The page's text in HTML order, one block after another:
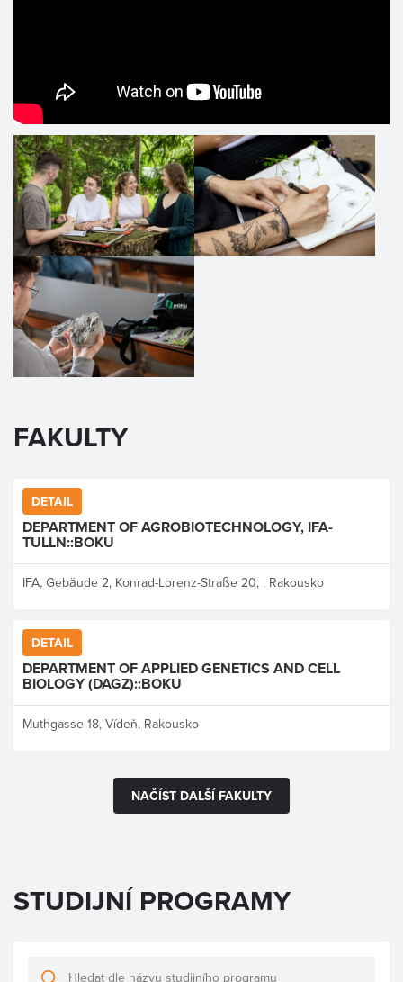
FAKULTY
DETAIL
DEPARTMENT OF AGROBIOTECHNOLOGY, IFA-
TULLN::BOKU
IFA, Gebäude 2, Konrad-Lorenz-Straße 20, , Rakousko
DETAIL
DEPARTMENT OF APPLIED GENETICS AND CELL
BIOLOGY (DAGZ)::BOKU
Muthgasse 18, Vídeň, Rakousko
NAČÍST DALŠÍ FAKULTY
STUDIJNÍ PROGRAMY